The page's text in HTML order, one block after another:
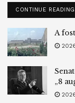
CONTINUE READING
A
„8